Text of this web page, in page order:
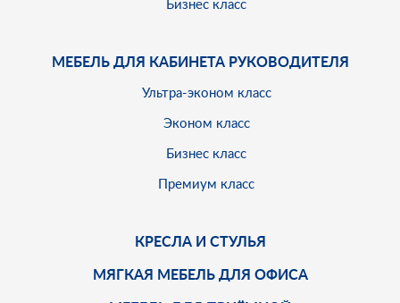
МЕБЕЛЬ ДЛЯ КАБИНЕТА РУКОВОДИТЕЛЯ
Ультра-эконом класс
Эконом класс
Бизнес класс
Премиум класс
КРЕСЛА И СТУЛЬЯ
МЯГКАЯ МЕБЕЛЬ ДЛЯ ОФИСА